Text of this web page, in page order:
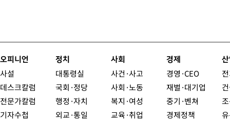
오피니언
사설
데스크칼럼
전문가칼럼
기자수첩
정치
대통령실
국회·정당
행정·자치
외교·통일
사회
사건·사고
사회·노동
복지·여성
교육·취업
경제
경영·CEO
재벌·대기업
중기·벤쳐
경제정책